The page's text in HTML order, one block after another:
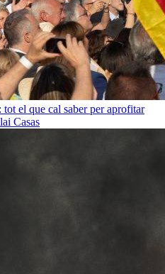
el que cal saber per aprofitar
Casas